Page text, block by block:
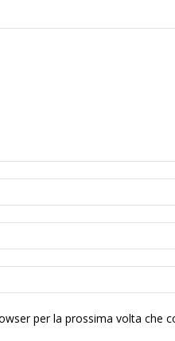
per la prossima volta che